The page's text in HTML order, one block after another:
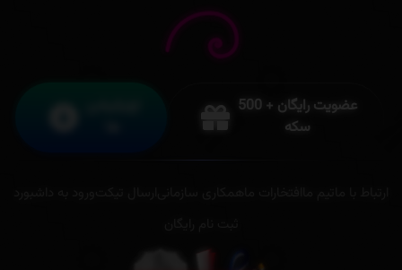
عضویت رایگان + 500
سکه